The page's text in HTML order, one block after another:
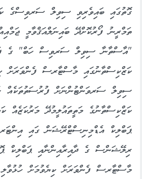
ގޮތުގައި ބައިވެރިވި ސިވިލް ސަރވިސްގެ
ތަމްރީނު ފޯރުކޮށްދޭ ބައިނަލްއަޤްވާމީ
"އާސްތާނާ ސިވިލް ސަރވިސް ހަބް" ގެ
ކަޒްކިސްތާނުގައި މާސްޓާރސް ފެންވަރަށް
ސިވިލް ސަރވަންޓުންނަށް ފުރުސަތުތަކެއް
ކަޒްކިސްތާނުގެ މަތީތައުލީމުދޭ މަރުކަޒެއް
ޕަބްލިކް އެޑްމިނިސްޓްރޭޝަން ގައި
ރިލޭޝަންސް ގެ ދާއިރާއިންނާއި ޕަބްލިކް
މާސްޓާރސް ފެންވަރަށް ކިޔެވުމަށް